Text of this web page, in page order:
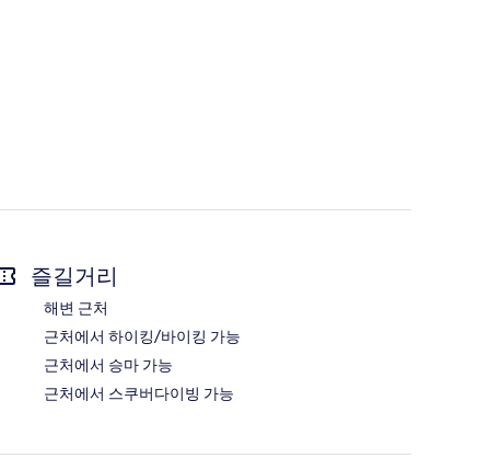
즐길거리
해변 근처
근처에서 하이킹/바이킹 가능
근처에서 승마 가능
근처에서 스쿠버다이빙 가능